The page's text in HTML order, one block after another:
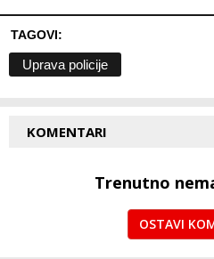
TAGOVI:
Uprava policije
KOMENTARI
Trenutno
OSTAVI